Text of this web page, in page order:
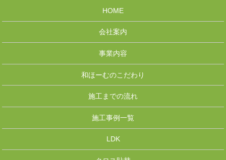
HOME
会社案内
事業内容
和ほーむのこだわり
施工までの流れ
施工事例一覧
LDK